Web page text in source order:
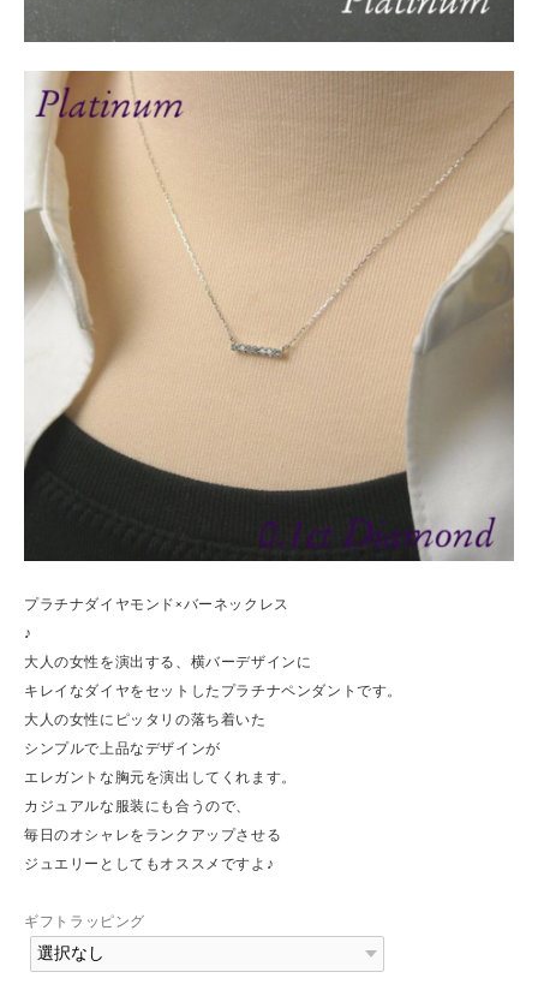
プラチナダイヤモンド×バーネックレス
♪
大人の女性を演出する、横バーデザインに
キレイなダイヤをセットしたプラチナペンダントです。
大人の女性にピッタリの落ち着いた
シンプルで上品なデザインが
エレガントな胸元を演出してくれます。
カジュアルな服装にも合うので、
毎日のオシャレをランクアップさせる
ジュエリーとしてもオススメですよ♪
ギフトラッピング